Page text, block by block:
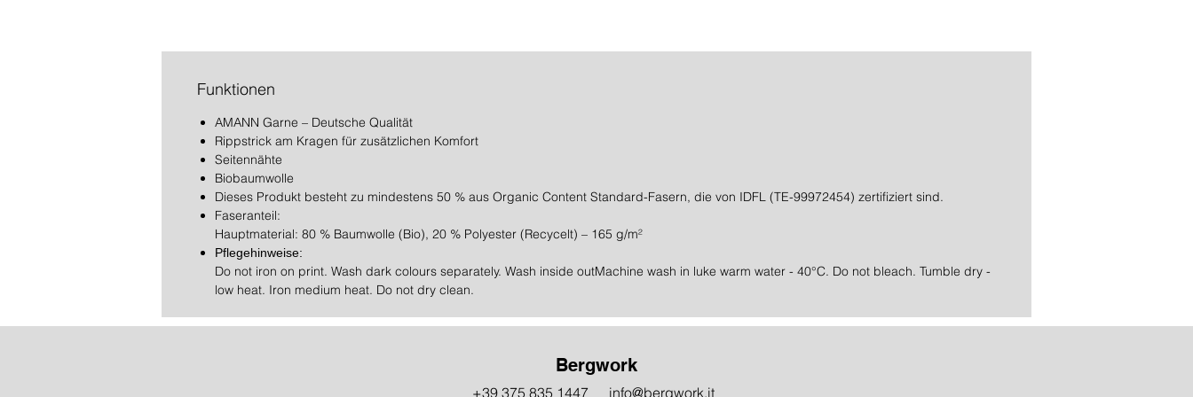
Funktionen
AMANN Garne – Deutsche Qualität
Rippstrick am Kragen für zusätzlichen Komfort
Seitennähte
Biobaumwolle
Dieses Produkt besteht zu mindestens 50 % aus Organic Content Standard-Fasern, die von IDFL (TE-99972454) zertifiziert sind.
Faseranteil:
Hauptmaterial: 80 % Baumwolle (Bio), 20 % Polyester (Recycelt) – 165 g/m²
Pflegehinweise:
Do not iron on print. Wash dark colours separately. Wash inside outMachine wash in luke warm water - 40°C. Do not bleach. Tumble dry -
low heat. Iron medium heat. Do not dry clean.
Bergwork
+39 375 835 1447 info@bergwork.it